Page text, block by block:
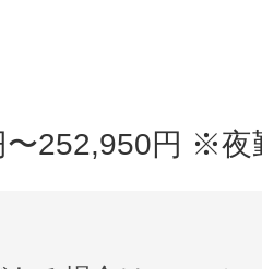
252,950円 ※夜